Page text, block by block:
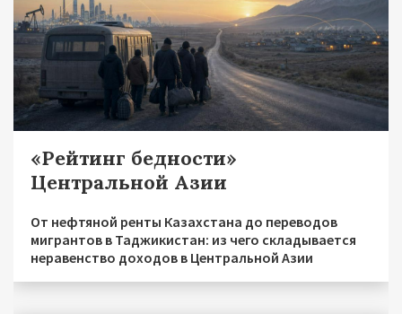
«Рейтинг бедности»
Центральной Азии
От нефтяной ренты Казахстана до переводов
мигрантов в Таджикистан: из чего складывается
неравенство доходов в Центральной Азии